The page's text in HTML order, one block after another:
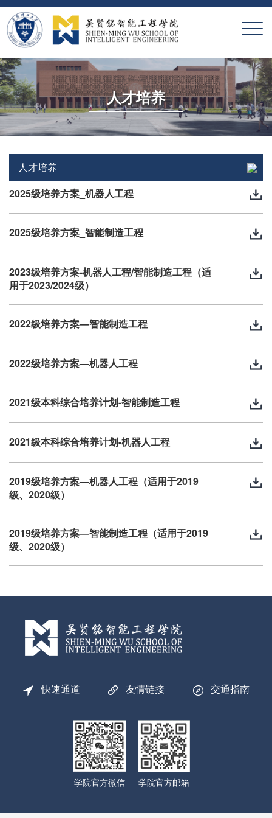
X
人才培养
人才培养
2025级培养方案_机器人工程
2025级培养方案_智能制造工程
2023级培养方案-机器人工程/智能制造工程（适
用于2023/2024级）
2022级培养方案—智能制造工程
2022级培养方案—机器人工程
2021级本科综合培养计划-智能制造工程
2021级本科综合培养计划-机器人工程
2019级培养方案—机器人工程（适用于2019
级、2020级）
2019级培养方案—智能制造工程（适用于2019
级、2020级）
快速通道 友情链接 交通指南
学院官方微信 学院官方邮箱